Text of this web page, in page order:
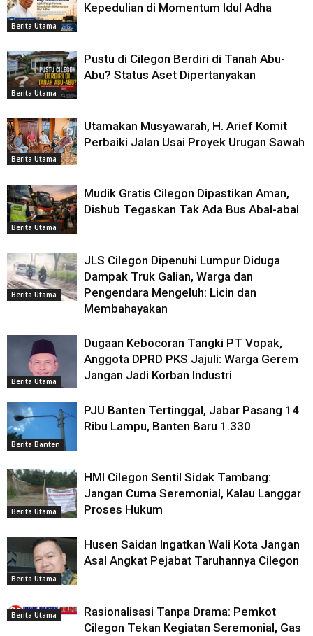
Berita Utama
Kepedulian di Momentum Idul Adha
Berita Utama
Pustu di Cilegon Berdiri di Tanah Abu-
Abu? Status Aset Dipertanyakan
Berita Utama
Utamakan Musyawarah, H. Arief Komit
Perbaiki Jalan Usai Proyek Urugan Sawah
Berita Utama
Mudik Gratis Cilegon Dipastikan Aman,
Dishub Tegaskan Tak Ada Bus Abal-abal
Berita Utama
JLS Cilegon Dipenuhi Lumpur Diduga
Dampak Truk Galian, Warga dan
Pengendara Mengeluh: Licin dan
Membahayakan
Berita Utama
Dugaan Kebocoran Tangki PT Vopak,
Anggota DPRD PKS Jajuli: Warga Gerem
Jangan Jadi Korban Industri
Berita Banten
PJU Banten Tertinggal, Jabar Pasang 14
Ribu Lampu, Banten Baru 1.330
Berita Utama
HMI Cilegon Sentil Sidak Tambang:
Jangan Cuma Seremonial, Kalau Langgar
Proses Hukum
Berita Utama
Husen Saidan Ingatkan Wali Kota Jangan
Asal Angkat Pejabat Taruhannya Cilegon
Berita Utama
Rasionalisasi Tanpa Drama: Pemkot
Cilegon Tekan Kegiatan Seremonial, Gas